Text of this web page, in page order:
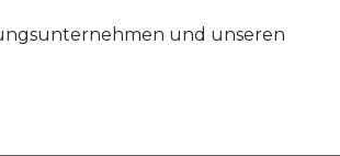
und unseren